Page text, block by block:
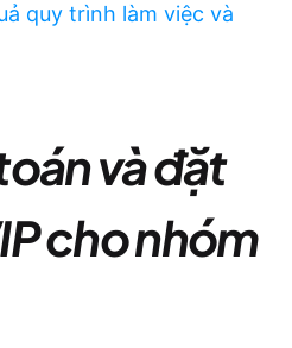
quy trình làm việc và
và đặt
cho nhóm